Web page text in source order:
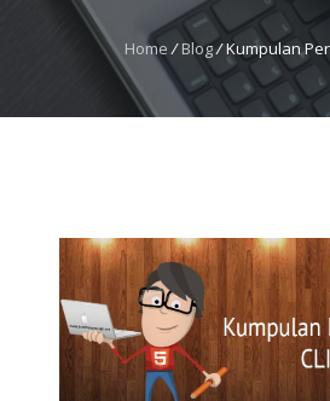
Home / Blog/Kumpulan